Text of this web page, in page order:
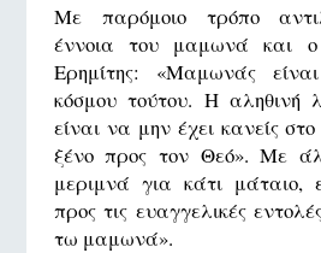
Με παρόμοιο τρόπο
έννοια του μαμωνά και
Ερημίτης: «Μαμωνάς
κόσμου τούτου. Η αληθινή
είναι να μην έχει κανείς
ξένο προς τον Θεό». Με
μεριμνά για κάτι μάταιο,
προς τις ευαγγελικές
τω μαμωνά».